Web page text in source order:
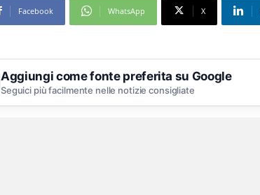
Facebook WhatsApp X
Aggiungi come fonte preferita su Google
Seguici più facilmente nelle notizie consigliate